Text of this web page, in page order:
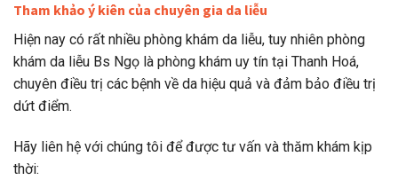
Tham khảo ý kiên của chuyên gia da liễu
Hiện nay có rất nhiều phòng khám da liễu, tuy nhiên phòng
khám da liễu Bs Ngọ là phòng khám uy tín tại Thanh Hoá,
chuyên điều trị các bệnh về da hiệu quả và đảm bảo điều trị
dứt điểm.
Hãy liên hệ với chúng tôi để được tư vấn và thăm khám kịp
thời: